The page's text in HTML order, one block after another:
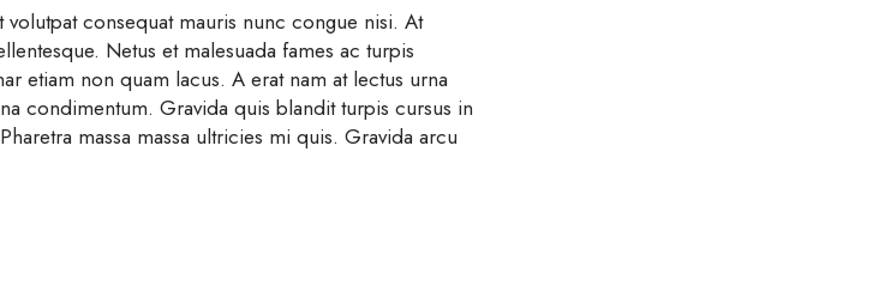
consequat mauris nunc congue nisi. At
Netus et malesuada fames ac turpis
etiam non quam lacus. A erat nam at lectus urna
condimentum. Gravida quis blandit turpis cursus in
massa massa ultricies mi quis. Gravida arcu